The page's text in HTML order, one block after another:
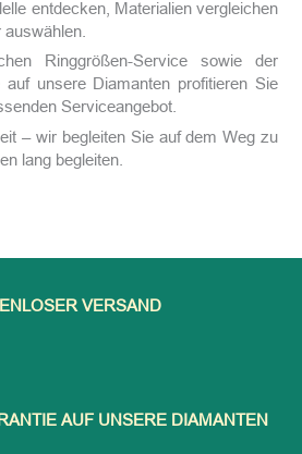
entdecken, Materialien vergleichen
Ringgrößen-Service sowie der
auf unsere Diamanten profitieren Sie
Serviceangebot.
– wir begleiten Sie auf dem Weg zu
lang begleiten.
VERSAND
AUF UNSERE DIAMANTEN